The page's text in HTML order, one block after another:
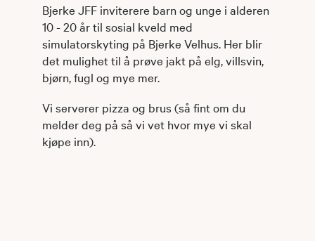
Bjerke JFF inviterere barn og unge i alderen
10 - 20 år til sosial kveld med
simulatorskyting på Bjerke Velhus. Her blir
det mulighet til å prøve jakt på elg, villsvin,
bjørn, fugl og mye mer.
Vi serverer pizza og brus (så fint om du
melder deg på så vi vet hvor mye vi skal
kjøpe inn).